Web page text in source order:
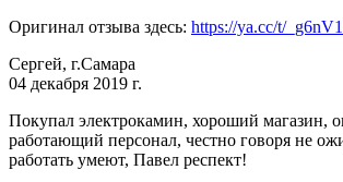
Оригинал отзыва здесь: https://ya.cc/t/
Сергей, г.Самара
04 декабря 2019 г.
Покупал электрокамин, хороший магазин,
работающий персонал, честно говоря не
работать умеют, Павел респект!